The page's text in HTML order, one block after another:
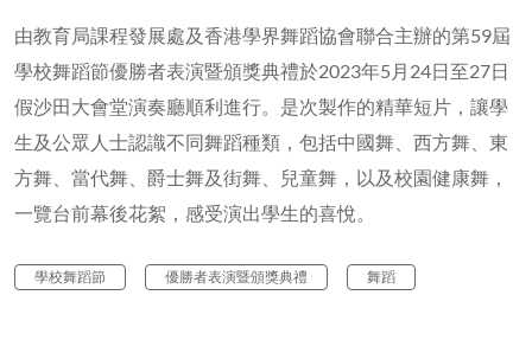
由教育局課程發展處及香港學界舞蹈協會聯合主辦的第59屆
學校舞蹈節優勝者表演暨頒獎典禮於2023年5月24日至27日
假沙田大會堂演奏廳順利進行。是次製作的精華短片，讓學
生及公眾人士認識不同舞蹈種類，包括中國舞、西方舞、東
方舞、當代舞、爵士舞及街舞、兒童舞，以及校園健康舞，
一覽台前幕後花絮，感受演出學生的喜悅。
學校舞蹈節 優勝者表演暨頒獎典禮 舞蹈